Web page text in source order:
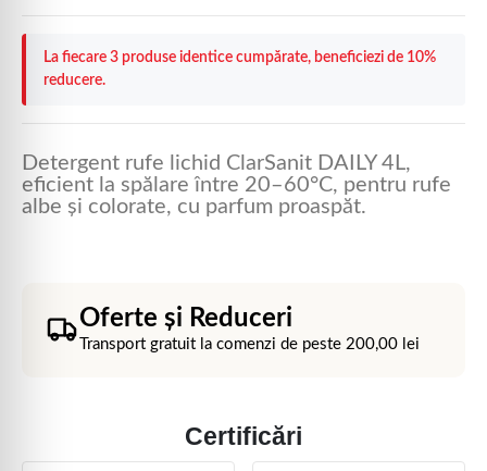
La fiecare 3 produse identice cumpărate, beneficiezi de 10%
reducere.
Detergent rufe lichid ClarSanit DAILY 4L,
eficient la spălare între 20–60°C, pentru rufe
albe și colorate, cu parfum proaspăt.
Oferte și Reduceri
Transport gratuit la comenzi de peste 200,00 lei
Certificări